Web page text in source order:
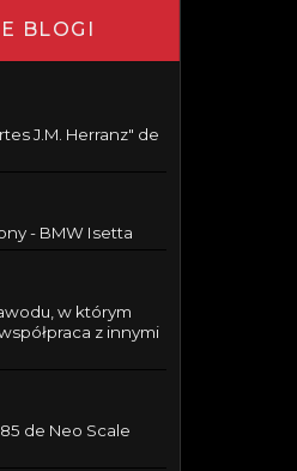
BLOGI
J.M. Herranz" de
- BMW Isetta
w którym
z innymi
de Neo Scale